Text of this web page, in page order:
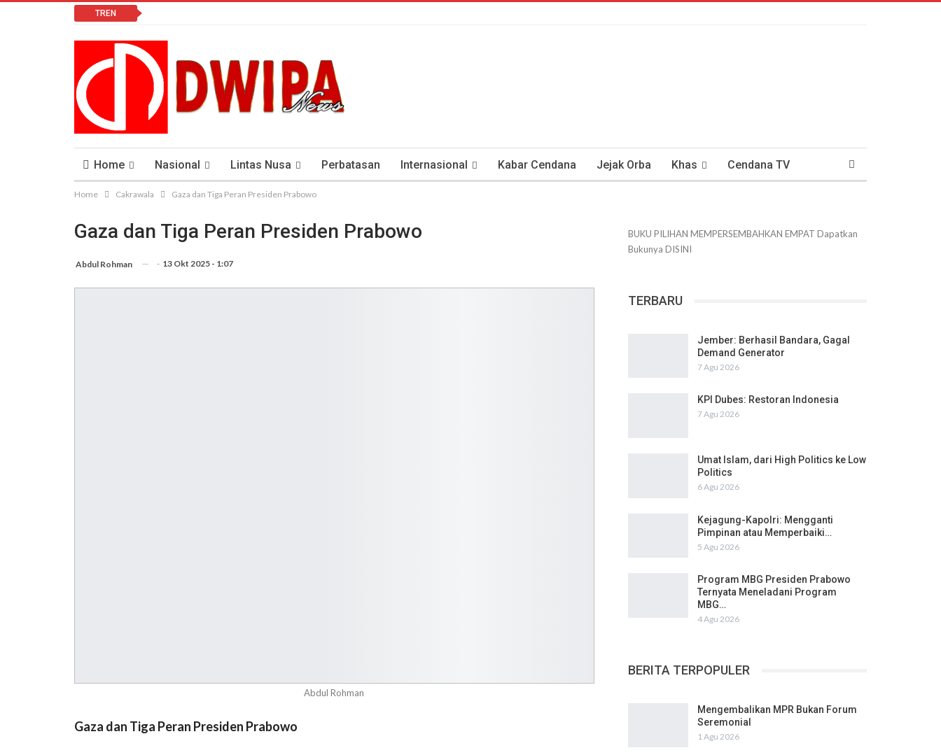
TREN
Home Nasional Lintas Nusa Perbatasan Internasional Kabar Cendana Jejak Orba Khas Cendana TV
Lomba Vlog Cendana News Peduli Kesehatan Antisipasi COVID-19
Home Cakrawala Gaza dan Tiga Peran Presiden Prabowo
Gaza dan Tiga Peran Presiden Prabowo
Abdul Rohman - 13 Okt 2025 - 1:07
Abdul Rohman
Gaza dan Tiga Peran Presiden Prabowo
BUKU PILIHAN MEMPERSEMBAHKAN EMPAT Dapatkan
Bukunya DISINI
TERBARU
Jember: Berhasil Bandara, Gagal
Demand Generator
7 Agu 2026
KPI Dubes: Restoran Indonesia
7 Agu 2026
Umat Islam, dari High Politics ke Low
Politics
6 Agu 2026
Kejagung-Kapolri: Mengganti
Pimpinan atau Memperbaiki…
5 Agu 2026
Program MBG Presiden Prabowo
Ternyata Meneladani Program
MBG…
4 Agu 2026
BERITA TERPOPULER
Mengembalikan MPR Bukan Forum
Seremonial
1 Agu 2026